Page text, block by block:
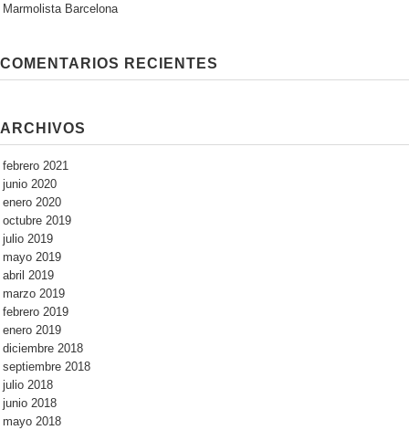
Marmolista Barcelona
COMENTARIOS RECIENTES
ARCHIVOS
febrero 2021
junio 2020
enero 2020
octubre 2019
julio 2019
mayo 2019
abril 2019
marzo 2019
febrero 2019
enero 2019
diciembre 2018
septiembre 2018
julio 2018
junio 2018
mayo 2018